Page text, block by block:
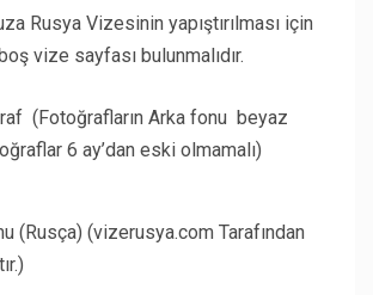
Rusya Vizesinin yapıştırılması için
vize sayfası bulunmalıdır.
(Fotoğrafların Arka fonu beyaz
6 ay’dan eski olmamalı)
(Rusça) (vizerusya.com Tarafından